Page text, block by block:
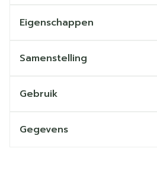
Eigenschappen
Samenstelling
Gebruik
Gegevens